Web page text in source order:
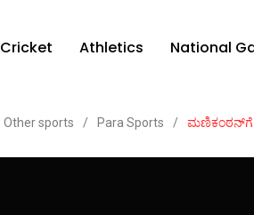
Cricket Athletics National
Other sports / Para Sports / ಮಣಿಕಂಠನ್‌ಗೆ